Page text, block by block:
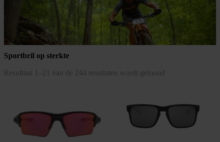
Sportbril op sterkte
Resultaat 1–21 van de 244 resultaten wordt getoond